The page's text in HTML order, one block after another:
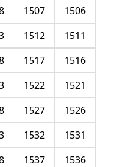
1506
1507
1511
1512
1516
1517
1521
1522
1526
1527
1531
1532
1536
1537